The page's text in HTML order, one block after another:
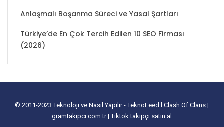
Anlaşmalı Boşanma Süreci ve Yasal Şartları
Türkiye’de En Çok Tercih Edilen 10 SEO Firması
(2026)
© 2011-2023Teknoloji ve Nasıl Yapılır - TeknoFeed Clash Of Clans |
gramtakipci.com.tr|Tiktok takipçi satın al